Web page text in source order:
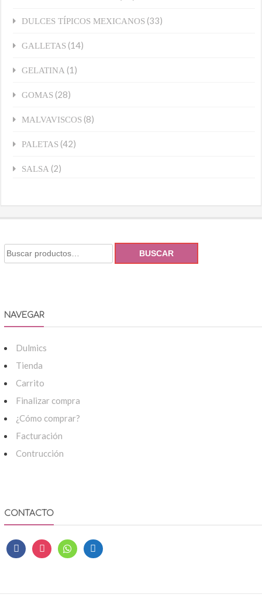
DULCES TÍPICOS MEXICANOS (33)
GALLETAS (14)
GELATINA (1)
GOMAS (28)
MALVAVISCOS (8)
PALETAS (42)
SALSA (2)
BUSCAR
NAVEGAR
Dulmics
Tienda
Carrito
Finalizar compra
¿Cómo comprar?
Facturación
Contrucción
CONTACTO